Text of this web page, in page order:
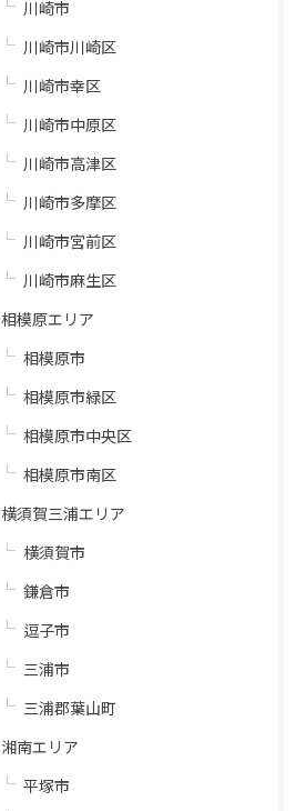
川崎市
川崎市川崎区
川崎市幸区
川崎市中原区
川崎市高津区
川崎市多摩区
川崎市宮前区
川崎市麻生区
相模原エリア
相模原市
相模原市緑区
相模原市中央区
相模原市南区
横須賀三浦エリア
横須賀市
鎌倉市
逗子市
三浦市
三浦郡葉山町
湘南エリア
平塚市